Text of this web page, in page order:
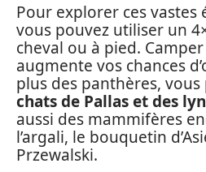
Pour explorer ces vastes
vous pouvez utiliser un
cheval ou à pied.
augmente vos chances
plus des panthères,
chats de Pallas et des
aussi des mammifères
l’argali, le bouquetin
Przewalski.